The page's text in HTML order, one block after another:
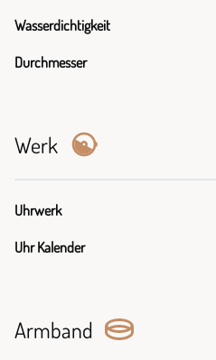
Wasserdichtigkeit
Durchmesser
Werk
Uhrwerk
Uhr Kalender
Armband